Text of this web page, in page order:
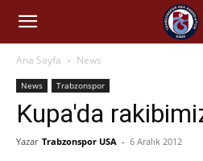
Ana Sayfa News
News Trabzonspor
Kupa'da
Yazar Trabzonspor USA - 6 Aralık 2012